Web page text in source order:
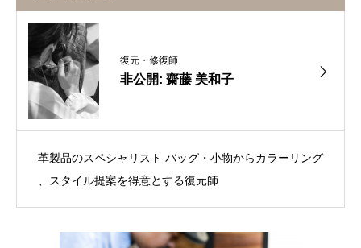
復元・修復師
非公開: 齋藤 美和子
革製品のスペシャリスト バッグ・小物からカラーリング
、スタイル提案を得意とする復元師